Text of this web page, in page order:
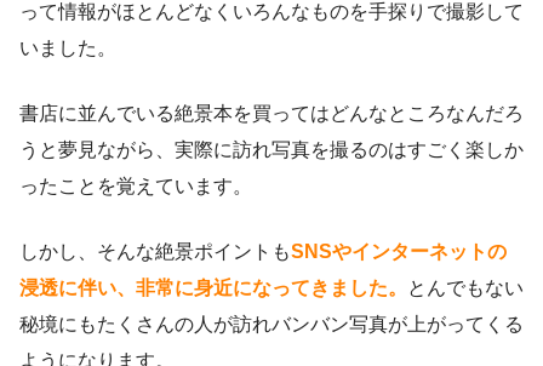
って情報がほとんどなくいろんなものを手探りで撮影して
いました。
書店に並んでいる絶景本を買ってはどんなところなんだろ
うと夢見ながら、実際に訪れ写真を撮るのはすごく楽しか
ったことを覚えています。
しかし、そんな絶景ポイントもSNSやインターネットの
浸透に伴い、非常に身近になってきました。
とんでもない
秘境にもたくさんの人が訪れバンバン写真が上がってくる
ようになります。